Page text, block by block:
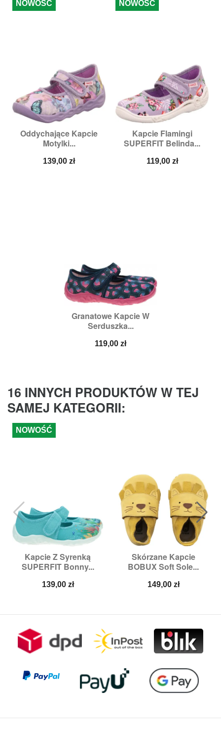
Oddychające Kapcie
Motylki...
Cena
139,00 zł
NOWOŚĆ
Kapcie Flamingi
SUPERFIT Belinda...
Cena
119,00 zł
NOWOŚĆ
Granatowe Kapcie W
Serduszka...
Cena
119,00 zł
16 INNYCH PRODUKTÓW W TEJ
SAMEJ KATEGORII:
Kapcie Z Syrenką
SUPERFIT Bonny...
Cena
139,00 zł
NOWOŚĆ
Skórzane Kapcie
BOBUX Soft Sole...
Cena
149,00 zł